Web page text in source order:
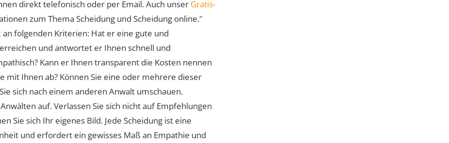
direkt telefonisch oder per Email. Auch unser Gratis-
zum Thema Scheidung und Scheidung online."
an folgenden Kriterien: Hat er eine gute und
und antwortet er Ihnen schnell und
Kann er Ihnen transparent die Kosten nennen
mit Ihnen ab? Können Sie eine oder mehrere dieser
sich nach einem anderen Anwalt umschauen.
auf. Verlassen Sie sich nicht auf Empfehlungen
Sie sich Ihr eigenes Bild. Jede Scheidung ist eine
und erfordert ein gewisses Maß an Empathie und